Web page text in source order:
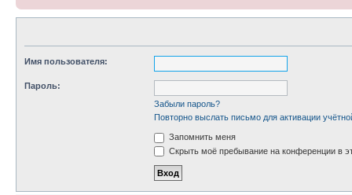
Имя пользователя:
Пароль:
Забыли пароль?
Повторно выслать письмо для активации
Запомнить меня
Скрыть моё пребывание на конференции в